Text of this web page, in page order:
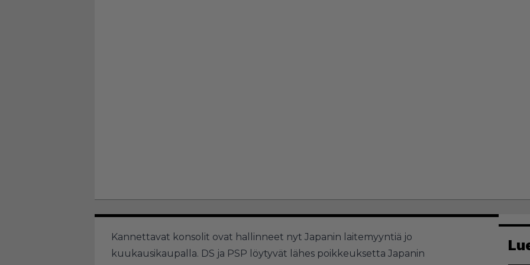
Kannettavat konsolit ovat hallinneet nyt Japanin laitemyyntiä jo
kuukausikaupalla. DS ja PSP löytyvät lähes poikkeuksetta Japanin